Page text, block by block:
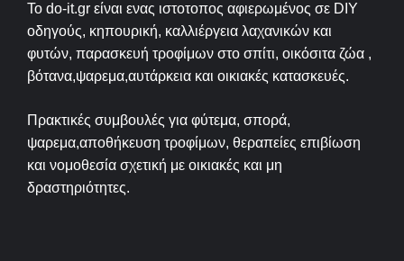
Το do-it.gr είναι ενας ιστοτοπος αφιερωμένος σε DIY
οδηγούς, κηπουρική, καλλιέργεια λαχανικών και
φυτών, παρασκευή τροφίμων στο σπίτι, οικόσιτα ζώα ,
βότανα,ψαρεμα,αυτάρκεια και οικιακές κατασκευές.
Πρακτικές συμβουλές για φύτεμα, σπορά,
ψαρεμα,αποθήκευση τροφίμων, θεραπείες επιβίωση
και νομοθεσία σχετική με οικιακές και μη
δραστηριότητες.